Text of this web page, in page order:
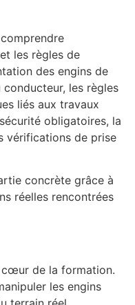
les règles de
des engins de
les règles
liés aux travaux
obligatoires, la
vérifications de prise
concrète grâce à
réelles rencontrées
de la formation.
les engins